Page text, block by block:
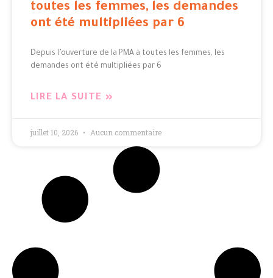
toutes les femmes, les demandes
ont été multipliées par 6
Depuis l’ouverture de la PMA à toutes les femmes, les
demandes ont été multipliées par 6
LIRE LA SUITE »
juillet 10, 2026 Aucun commentaire